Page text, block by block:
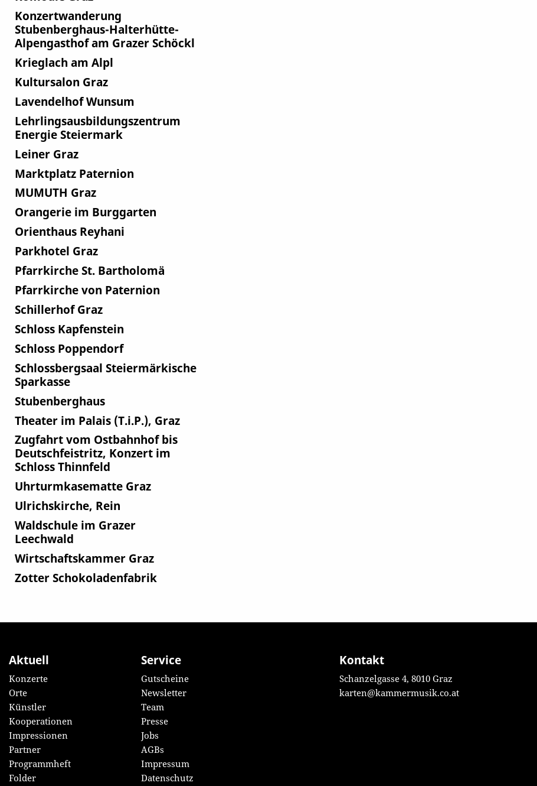
Konzertwanderung
Stubenberghaus-Halterhütte-
Alpengasthof am Grazer Schöckl
Krieglach am Alpl
Kultursalon Graz
Lavendelhof Wunsum
Lehrlingsausbildungszentrum
Energie Steiermark
Leiner Graz
Marktplatz Paternion
MUMUTH Graz
Orangerie im Burggarten
Orienthaus Reyhani
Parkhotel Graz
Pfarrkirche St. Bartholomä
Pfarrkirche von Paternion
Schillerhof Graz
Schloss Kapfenstein
Schloss Poppendorf
Schlossbergsaal Steiermärkische
Sparkasse
Stubenberghaus
Theater im Palais (T.i.P.), Graz
Zugfahrt vom Ostbahnhof bis
Deutschfeistritz, Konzert im
Schloss Thinnfeld
Uhrturmkasematte Graz
Ulrichskirche, Rein
Waldschule im Grazer
Leechwald
Wirtschaftskammer Graz
Zotter Schokoladenfabrik
Aktuell
Konzerte
Orte
Künstler
Kooperationen
Impressionen
Partner
Programmheft
Folder
Service
Gutscheine
Newsletter
Team
Presse
Jobs
AGBs
Impressum
Datenschutz
Kontakt
Schanzelgasse 4, 8010 Graz
karten@kammermusik.co.at